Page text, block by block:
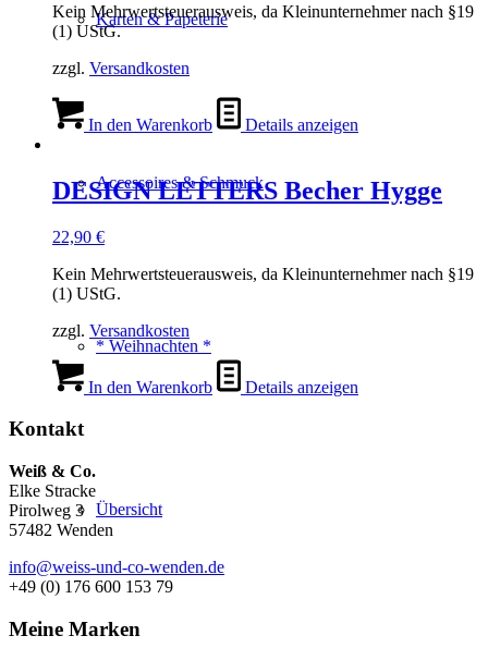
Karten & Papeterie
Accessoires & Schmuck
* Weihnachten *
Übersicht
Kein Mehrwertsteuerausweis, da Kleinunternehmer nach §19
(1) UStG.
zzgl. Versandkosten
In den Warenkorb Details anzeigen
DESIGN LETTERS Becher Hygge
22,90 €
Kein Mehrwertsteuerausweis, da Kleinunternehmer nach §19
(1) UStG.
zzgl. Versandkosten
In den Warenkorb Details anzeigen
Kontakt
Weiß & Co.
Elke Stracke
Pirolweg 3
57482 Wenden
info@weiss-und-co-wenden.de
+49 (0) 176 600 153 79
Meine Marken